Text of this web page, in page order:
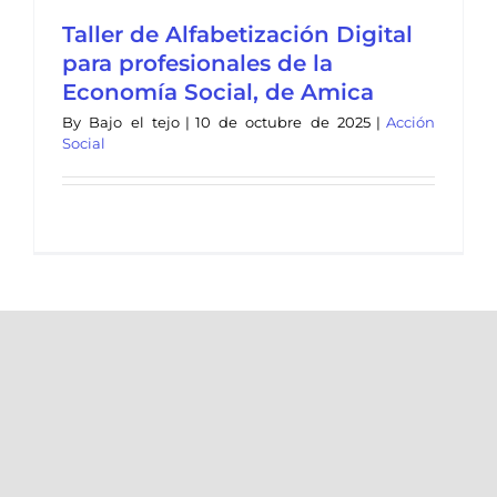
Taller de Alfabetización Digital
para profesionales de la
Economía Social, de Amica
By Bajo el tejo | 10 de octubre de 2025 | Acción
Social